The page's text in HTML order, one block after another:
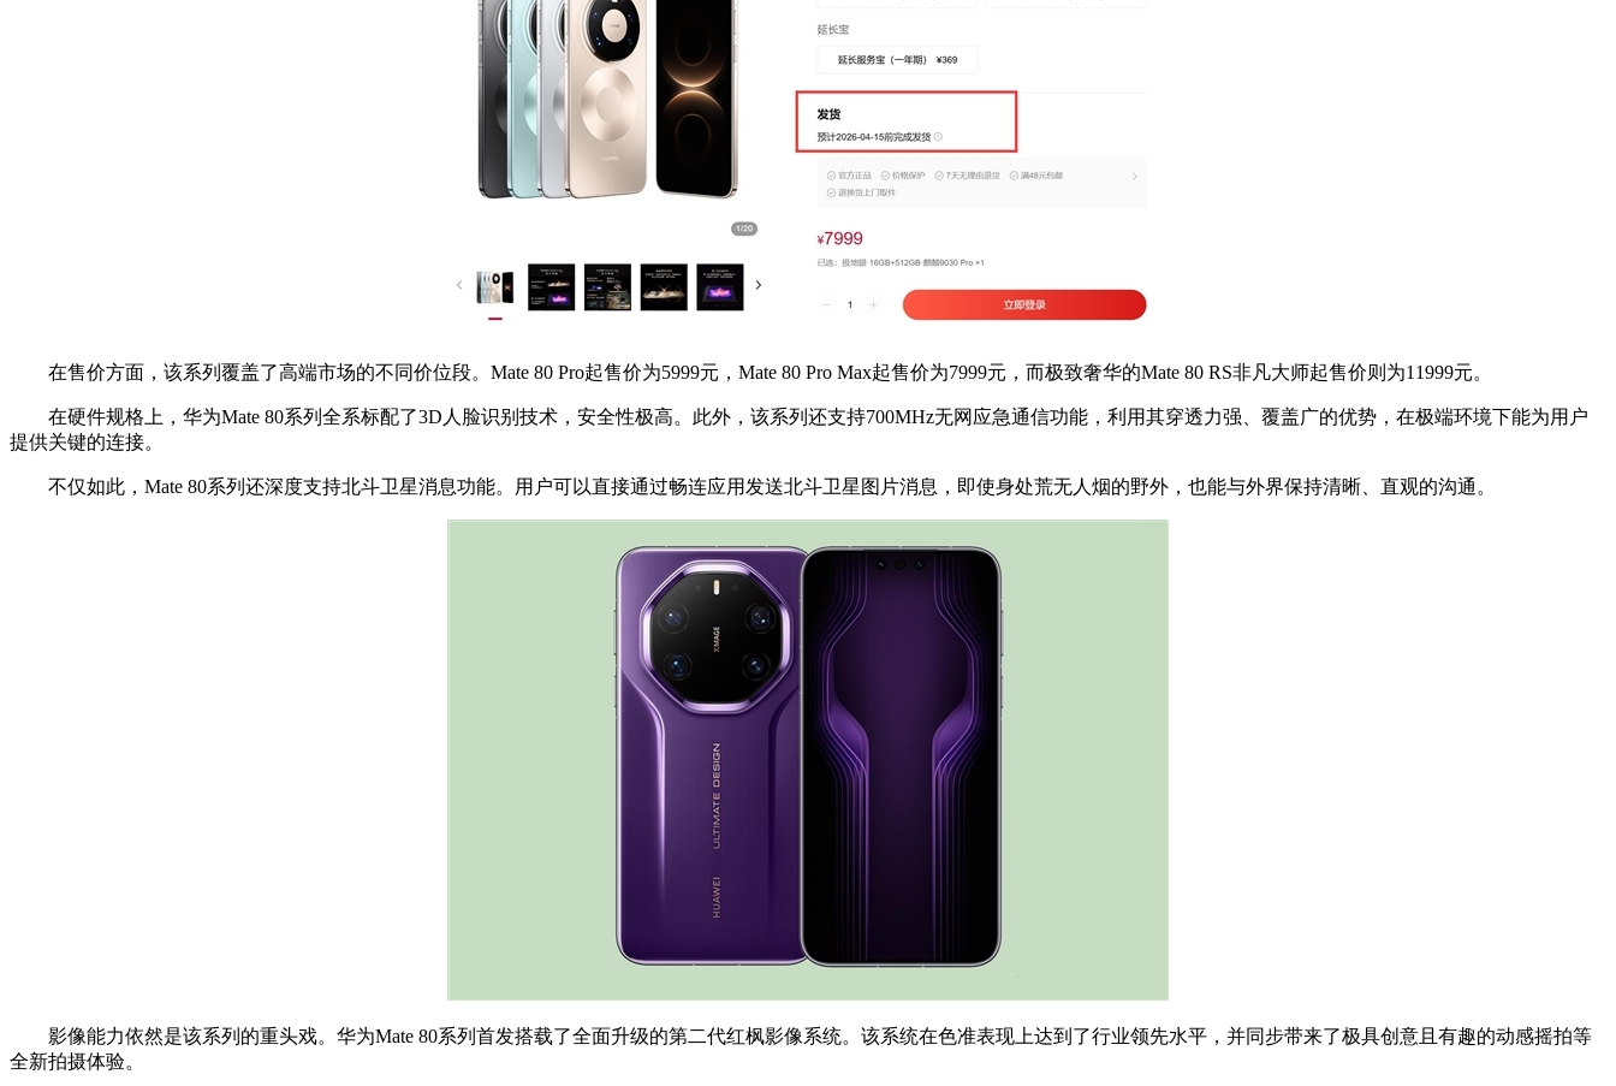
在售价方面，该系列覆盖了高端市场的不同价位段。Mate 80 Pro起售价为5999元，Mate 80 Pro Max起售价为7999元，而极致奢华的Mate 80 RS非凡大师起售价则为11999元。
在硬件规格上，华为Mate 80系列全系标配了3D人脸识别技术，安全性极高。此外，该系列还支持700MHz无网应急通信功能，利用其穿透力强、覆盖广的优势，在极端环境下能为用户
提供关键的连接。
不仅如此，Mate 80系列还深度支持北斗卫星消息功能。用户可以直接通过畅连应用发送北斗卫星图片消息，即使身处荒无人烟的野外，也能与外界保持清晰、直观的沟通。
影像能力依然是该系列的重头戏。华为Mate 80系列首发搭载了全面升级的第二代红枫影像系统。该系统在色准表现上达到了行业领先水平，并同步带来了极具创意且有趣的动感摇拍等
全新拍摄体验。